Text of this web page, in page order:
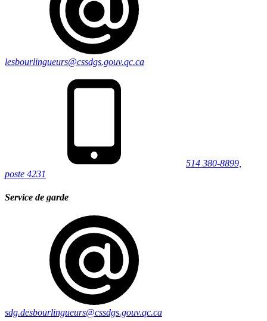
lesbourlingueurs@cssdgs.gouv.qc.ca
514 380-8899,
poste 4231
Service de garde
sdg.desbourlingueurs@cssdgs.gouv.qc.ca